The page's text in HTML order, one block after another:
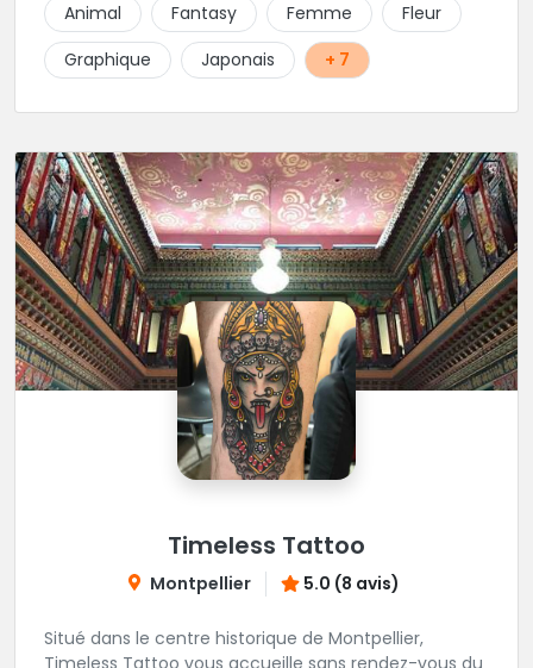
Animal
Fantasy Femme
Fleur
Graphique
Japonais + 7
Timeless Tattoo
Montpellier 5.0 (8 avis)
Situé dans le centre historique de Montpellier,
Timeless Tattoo vous accueille sans rendez-vous du